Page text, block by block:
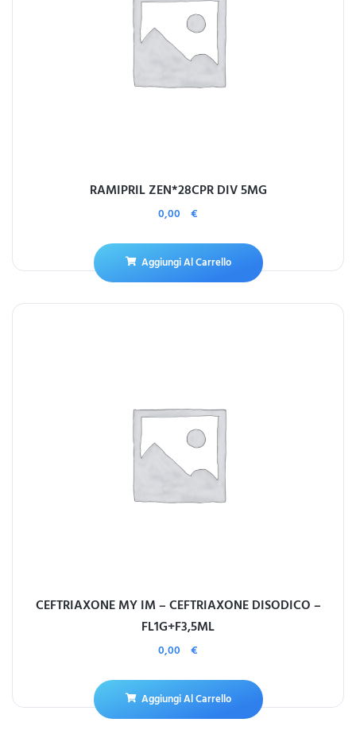
RAMIPRIL ZEN*28CPR DIV 5MG
0,00 €
Aggiungi Al Carrello
CEFTRIAXONE MY IM – CEFTRIAXONE DISODICO –
FL1G+F3,5ML
0,00 €
Aggiungi Al Carrello